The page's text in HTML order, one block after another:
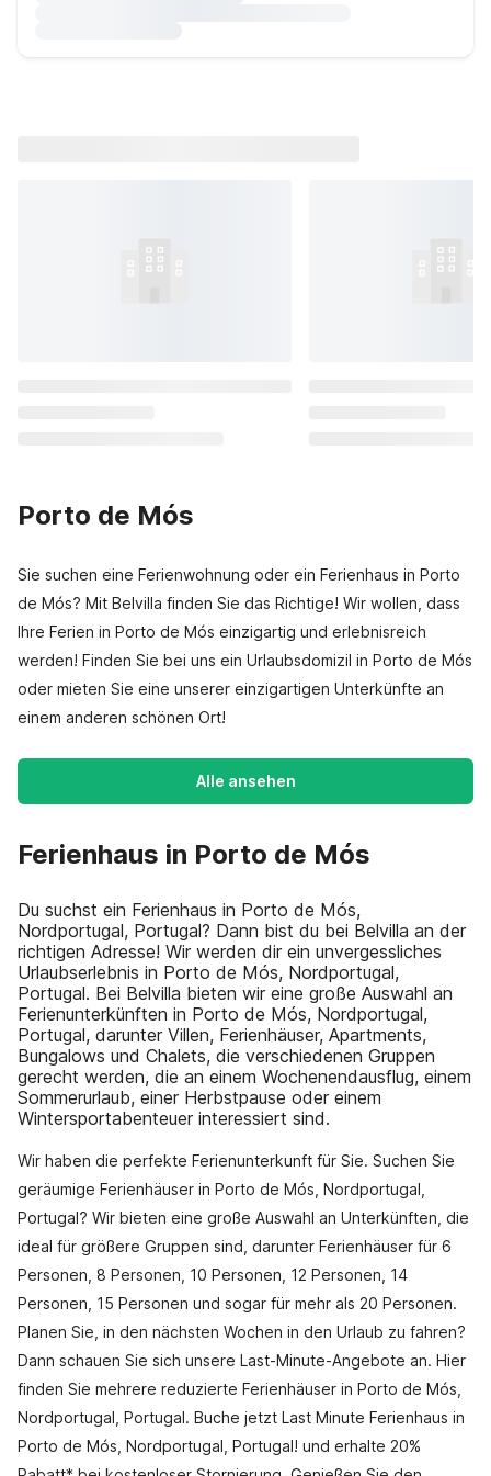
Porto de Mós
Sie suchen eine Ferienwohnung oder ein Ferienhaus in Porto
de Mós? Mit Belvilla finden Sie das Richtige! Wir wollen, dass
Ihre Ferien in Porto de Mós einzigartig und erlebnisreich
werden! Finden Sie bei uns ein Urlaubsdomizil in Porto de Mós
oder mieten Sie eine unserer einzigartigen Unterkünfte an
einem anderen schönen Ort!
Alle ansehen
Ferienhaus in Porto de Mós
Du suchst ein Ferienhaus in Porto de Mós,
Nordportugal, Portugal? Dann bist du bei Belvilla an der
richtigen Adresse! Wir werden dir ein unvergessliches
Urlaubserlebnis in Porto de Mós, Nordportugal,
Portugal. Bei Belvilla bieten wir eine große Auswahl an
Ferienunterkünften in Porto de Mós, Nordportugal,
Portugal, darunter Villen, Ferienhäuser, Apartments,
Bungalows und Chalets, die verschiedenen Gruppen
gerecht werden, die an einem Wochenendausflug, einem
Sommerurlaub, einer Herbstpause oder einem
Wintersportabenteuer interessiert sind.
Wir haben die perfekte Ferienunterkunft für Sie. Suchen Sie
geräumige Ferienhäuser in Porto de Mós, Nordportugal,
Portugal? Wir bieten eine große Auswahl an Unterkünften, die
ideal für größere Gruppen sind, darunter Ferienhäuser für 6
Personen, 8 Personen, 10 Personen, 12 Personen, 14
Personen, 15 Personen und sogar für mehr als 20 Personen.
Planen Sie, in den nächsten Wochen in den Urlaub zu fahren?
Dann schauen Sie sich unsere Last-Minute-Angebote an. Hier
finden Sie mehrere reduzierte Ferienhäuser in Porto de Mós,
Nordportugal, Portugal. Buche jetzt Last Minute Ferienhaus in
Porto de Mós, Nordportugal, Portugal! und erhalte 20%